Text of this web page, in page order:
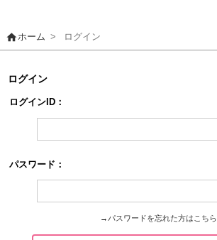
homeホーム > ログイン
ログイン
ログインID：
パスワード：
→ パスワードを忘れた方はこちら